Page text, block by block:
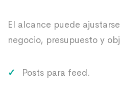
El alcance puede
negocio, presupuesto y
Posts para feed.